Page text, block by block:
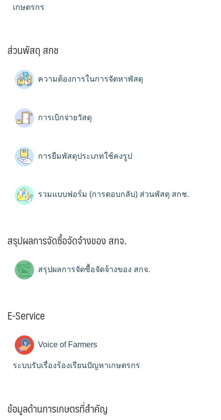
เกษตรกร
ส่วนพัสดุ สกช
ความต้องการในการจัดหาพัสดุ
การเบิกจ่ายวัสดุ
การยืมพัสดุประเภทใช้คงรูป
รวมแบบฟอร์ม (การตอบกลับ) ส่วนพัสดุ สกช.
สรุปผลการจัดซื้อจัดจ้างของ สกจ.
สรุปผลการจัดซื้อจัดจ้างของ สกจ.
E-Service
Voice of Farmers
ระบบรับเรื่องร้องเรียนปัญหาเกษตรกร
ข้อมูลด้านการเกษตรที่สำคัญ